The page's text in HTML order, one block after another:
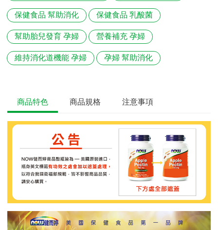
保健食品 幫助消化 保健食品 乳酸菌
幫助胎兒發育 孕婦 營養補充 孕婦
維持消化道機能 孕婦 孕婦 幫助消化
商品特色 商品規格 注意事項